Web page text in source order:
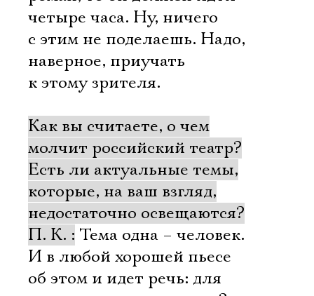
четыре часа. Ну, ничего
с этим не поделаешь. Надо,
наверное, приучать
к этому зрителя.
Как вы считаете, о чем
молчит российский театр?
Есть ли актуальные темы,
которые, на ваш взгляд,
недостаточно освещаются?
П. К. : Тема одна – человек.
И в любой хорошей пьесе
об этом и идет речь: для